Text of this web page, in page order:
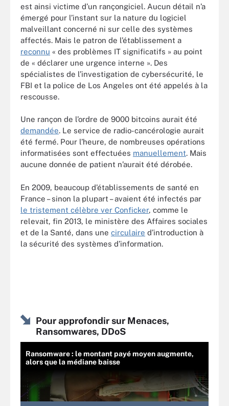
est ainsi victime d’un rançongiciel. Aucun détail n’a
émergé pour l’instant sur la nature du logiciel
malveillant concerné ni sur celle des systèmes
affectés. Mais le patron de l’établissement a
reconnu « des problèmes IT significatifs » au point
de « déclarer une urgence interne ». Des
spécialistes de l’investigation de cybersécurité, le
FBI et la police de Los Angeles ont été appelés à la
rescousse.
Une rançon de l’ordre de 9000 bitcoins aurait été
demandée. Le service de radio-cancérologie aurait
été fermé. Pour l’heure, de nombreuses opérations
informatisées sont effectuées manuellement. Mais
aucune donnée de patient n’aurait été dérobée.
En 2009, beaucoup d’établissements de santé en
France – sinon la plupart – avaient été infectés par
le tristement célèbre ver Conficker, comme le
relevait, fin 2013, le ministère des Affaires sociales
et de la Santé, dans une circulaire d’introduction à
la sécurité des systèmes d’information.
Pour approfondir sur Menaces,
Ransomwares, DDoS
Ransomware : le montant payé moyen augmente,
alors que la médiane baisse